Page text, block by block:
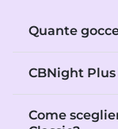
Quante
CBNight
Come